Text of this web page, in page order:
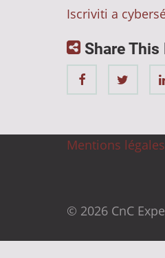
Iscriviti a
Share This
Mentions légales
© 2026 CnC